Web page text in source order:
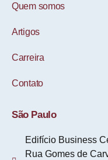
Quem somos
Artigos
Carreira
Contato
São Paulo
Edifício Business
Rua Gomes de